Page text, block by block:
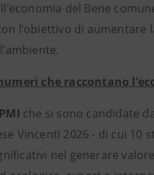
del Bene
l’obiettivo di aumentare
che raccontano
che si sono candidate
Vincenti 2026 - di cui
nel generare